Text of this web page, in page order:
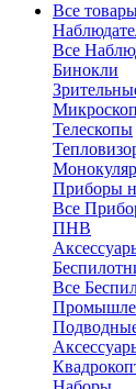
Все
Все
Бинокли
Телескопы
Приборы
Все
ПНВ
Все